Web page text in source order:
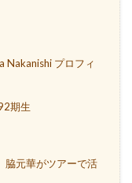
Nakanishi プロフィ
期生
脇元華がツアーで活